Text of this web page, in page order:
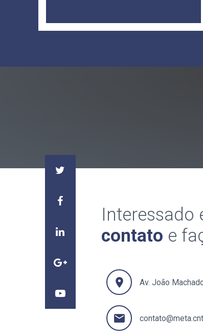
Interessado
contato e
location_on Av. João
email